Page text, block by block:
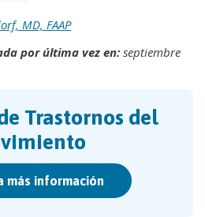
MD, FAAP
por última vez en: septiembre
Trastornos del
más información